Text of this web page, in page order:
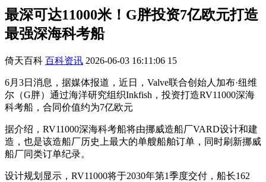
最深可达11000米！G胖投资7亿欧元打造
最强深海科考船
倚天百科 百科资讯 2026-06-03 16:11:06 15
6月3日消息，据媒体报道，近日，Valve联合创始人加布·纽维
尔（G胖）通过海洋研究组织Inkfish，投资打造RV11000深海
科考船，合同价值约为7亿欧元
据介绍，RV11000深海科考船将由挪威造船厂VARD设计和建
造，也是该造船厂历史上最大的单艘船舶订单，同时刷新挪威
船厂同类订单纪录。
设计规划显示，RV11000将于2030年第1季度交付，船长162